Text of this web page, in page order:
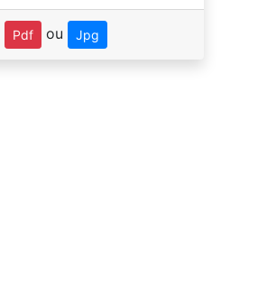
Pdf ou Jpg